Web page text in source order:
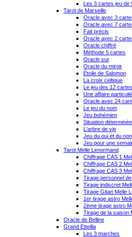
Les 3 cartes jeu de
Tarot de Marseille
Oracle avec 3
Oracle avec 7
Fait précis
Oracle avec 2
Oracle chiffré
Méthode 5 cartes
Oracle sur
Oracle du miroir
Étoile de Salomon
La croix celtique
Le jeu des 12 cartes
Une affaire
Oracle avec 24
Le jeu du nom
Jeu bohémien
Situation déterminée
L'arbre de vie
Jeu du oui et du non
Jeu pour une
Tarot Melle Lenormand
Chiffrage CAS 1
Chiffrage CAS 2
Chiffrage CAS 3
Tirage personnel
Tirage indiscret
Tirage Gitan Melle
1er tirage astro
2ème tirage astro
Tirage de la saison
Oracle de Belline
Grand Etteilla
Les 3 marches